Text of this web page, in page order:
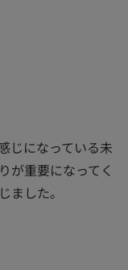
じになっている未
が重要になってく
ました。